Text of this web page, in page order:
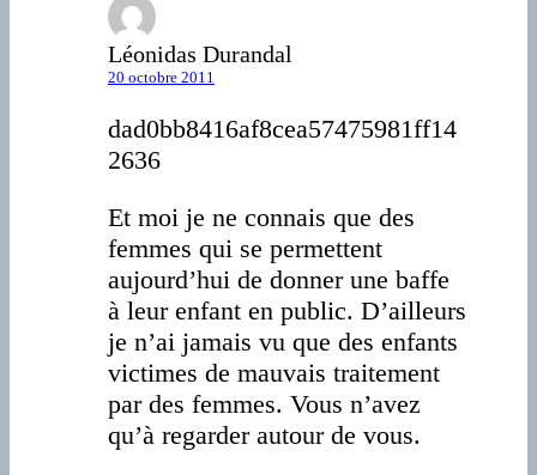
Léonidas Durandal
20 octobre 2011
dad0bb8416af8cea57475981ff14
2636
Et moi je ne connais que des
femmes qui se permettent
aujourd’hui de donner une baffe
à leur enfant en public. D’ailleurs
je n’ai jamais vu que des enfants
victimes de mauvais traitement
par des femmes. Vous n’avez
qu’à regarder autour de vous.